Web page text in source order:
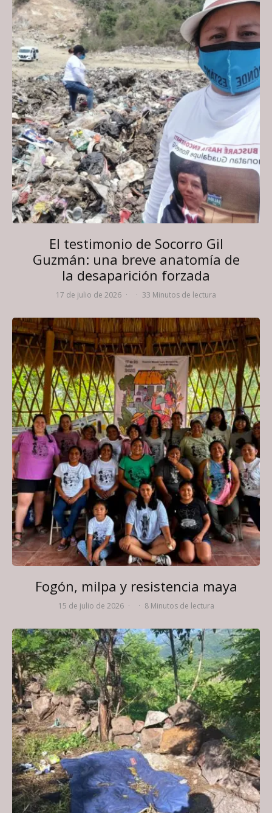
El testimonio de Socorro Gil
Guzmán: una breve anatomía de
la desaparición forzada
17 de julio de 2026 · · 33 Minutos de lectura
Fogón, milpa y resistencia maya
15 de julio de 2026 · · 8 Minutos de lectura